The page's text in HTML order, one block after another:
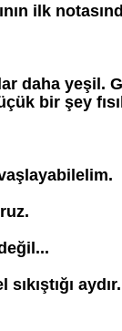
ilk
daha yeşil.
bir şey
aydır.